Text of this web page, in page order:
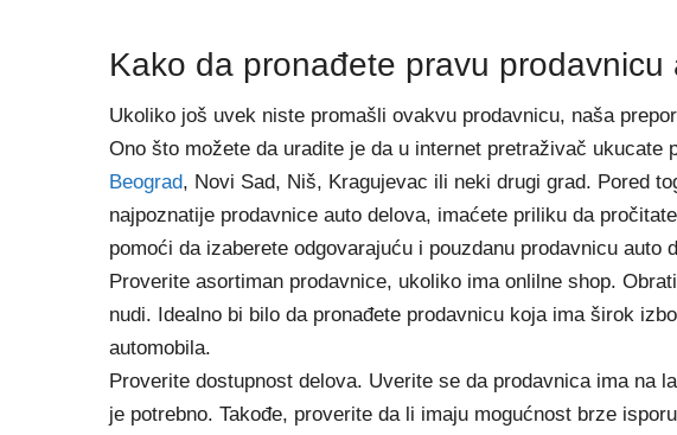
Kako da pronađete pravu prodavnicu
Ukoliko još uvek niste promašli ovakvu prodavnicu, naša
Ono što možete da uradite je da u internet pretraživač ukucate
Beograd, Novi Sad, Niš, Kragujevac ili neki drugi grad. Pored
najpoznatije prodavnice auto delova, imaćete priliku da
pomoći da izaberete odgovarajuću i pouzdanu prodavnicu auto
Proverite asortiman prodavnice, ukoliko ima onlilne shop.
nudi. Idealno bi bilo da pronađete prodavnicu koja ima širok
automobila.
Proverite dostupnost delova. Uverite se da prodavnica ima na
je potrebno. Takođe, proverite da li imaju mogućnost brze